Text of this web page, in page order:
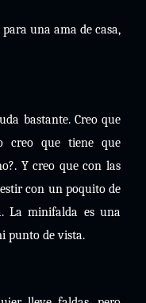
una ama de casa,
bastante. Creo que
creo que tiene que
Y creo que con las
con un poquito de
La minifalda es una
punto de vista.